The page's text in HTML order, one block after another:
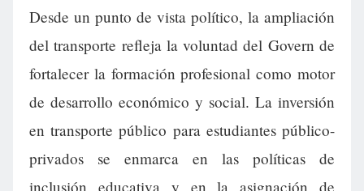
Desde un punto de vista político, la ampliación
del transporte refleja la voluntad del Govern de
fortalecer la formación profesional como motor
de desarrollo económico y social. La inversión
en transporte público para estudiantes público-
privados se enmarca en las políticas de
inclusión educativa y en la asignación de